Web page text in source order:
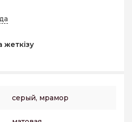
жеткізу
серый, мрамор